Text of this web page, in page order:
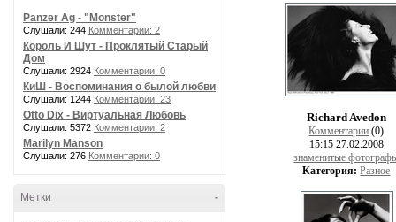
Panzer Ag - "Monster"
Слушали: 244 Комментарии: 2
Король И Шут - Проклятый Старый
Дом
Слушали: 2924 Комментарии: 0
КиШ - Воспоминания о былой любви
Слушали: 1244 Комментарии: 23
Otto Dix - Виртуальная Любовь
Слушали: 5372 Комментарии: 2
Marilyn Manson
Слушали: 276 Комментарии: 0
-
Метки
Richard Avedon
Комментарии (0)
15:15 27.02.2008
знаменитые
Категория: Разное